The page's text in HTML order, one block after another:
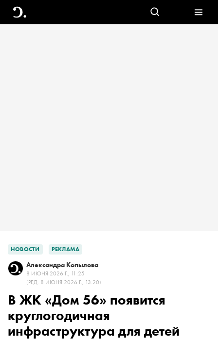
НОВОСТИ РЕКЛАМА
Александра Копылова
8 ИЮНЯ 2026 Г., 11:25
(РЕД. 8 ИЮНЯ 2026 Г., 13:20)
В ЖК «Дом 56» появится
круглогодичная
инфраструктура для детей